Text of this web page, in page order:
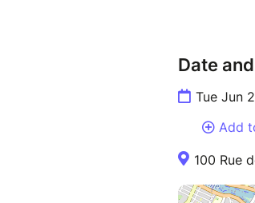
Date
Tue Jun
Add
100 Rue